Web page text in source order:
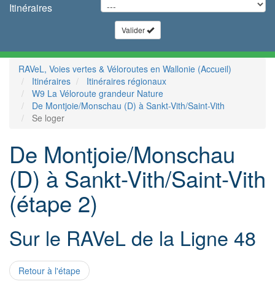
Itinéraires
Valider
RAVeL, Voies vertes & Véloroutes en Wallonie (Accueil)
Itinéraires
Itinéraires régionaux
W9 La Véloroute grandeur Nature
De Montjoie/Monschau (D) à Sankt-Vith/Saint-Vith
Se loger
De Montjoie/Monschau
(D) à Sankt-Vith/Saint-Vith
(étape 2)
Sur le RAVeL de la Ligne 48
Retour à l'étape